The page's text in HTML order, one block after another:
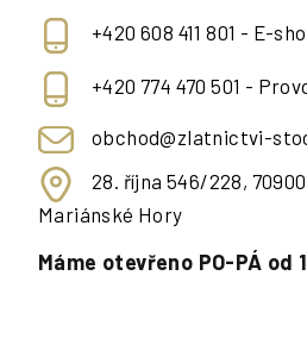
+420 608 411 801 - E-
+420 774 470 501 -
obchod@zlatnictvi-
28. října 546/228,
Mariánské Hory
Máme otevřeno PO-PÁ od